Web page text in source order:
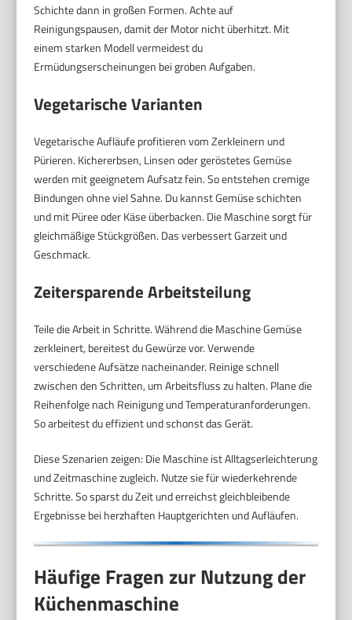
Schichte dann in großen Formen. Achte auf
Reinigungspausen, damit der Motor nicht überhitzt. Mit
einem starken Modell vermeidest du
Ermüdungserscheinungen bei groben Aufgaben.
Vegetarische Varianten
Vegetarische Aufläufe profitieren vom Zerkleinern und
Pürieren. Kichererbsen, Linsen oder geröstetes Gemüse
werden mit geeignetem Aufsatz fein. So entstehen cremige
Bindungen ohne viel Sahne. Du kannst Gemüse schichten
und mit Püree oder Käse überbacken. Die Maschine sorgt für
gleichmäßige Stückgrößen. Das verbessert Garzeit und
Geschmack.
Zeitersparende Arbeitsteilung
Teile die Arbeit in Schritte. Während die Maschine Gemüse
zerkleinert, bereitest du Gewürze vor. Verwende
verschiedene Aufsätze nacheinander. Reinige schnell
zwischen den Schritten, um Arbeitsfluss zu halten. Plane die
Reihenfolge nach Reinigung und Temperaturanforderungen.
So arbeitest du effizient und schonst das Gerät.
Diese Szenarien zeigen: Die Maschine ist Alltagserleichterung
und Zeitmaschine zugleich. Nutze sie für wiederkehrende
Schritte. So sparst du Zeit und erreichst gleichbleibende
Ergebnisse bei herzhaften Hauptgerichten und Aufläufen.
Häufige Fragen zur Nutzung der
Küchenmaschine